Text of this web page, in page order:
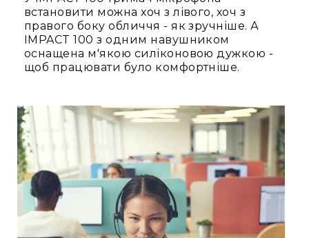
комплектуючі
Елементи
сценічної
підлоги
Комплекти
стійок
Різне
Відео
Проектори
Проектори
Інтерактивні
дошки
Аксесуари
встановити можна хоч з лівого, хоч з
правого боку обличчя - як зручніше. А
IMPACT 100 з одним навушником
оснащена м'якою силіконовою дужкою -
щоб працювати було комфортніше.